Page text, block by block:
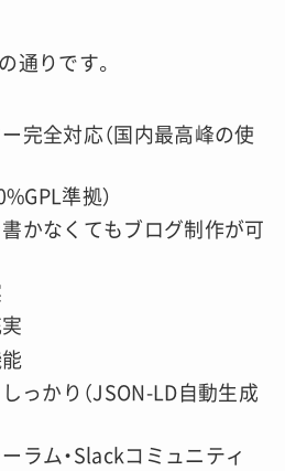
通りです。
完全対応（国内最高峰の使
準拠）
かなくてもブログ制作が可
っかり（JSON-LD自動生成
ラム・Slackコミュニティ